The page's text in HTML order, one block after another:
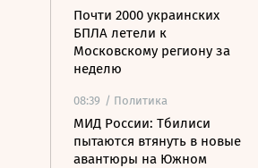
Почти 2000 украинских
БПЛА летели к
Московскому региону за
неделю
08:39 / Политика
МИД России: Тбилиси
пытаются втянуть в новые
авантюры на Южном